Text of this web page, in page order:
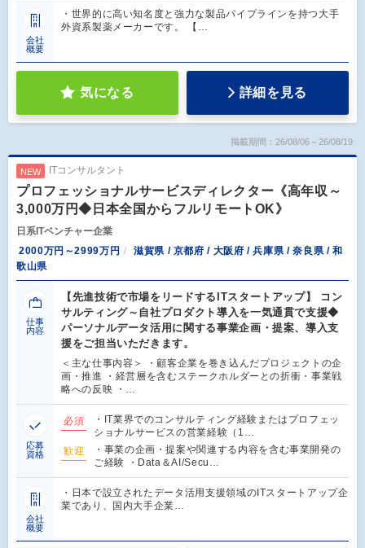
会社
概要
・世界的に高い知名度と強力な製品パイプラインを持つ大手
外資系製薬メーカーです。 【…
気になる 詳細を見る
掲載期間：26/08/06～26/08/19
NEW ITコンサルタント
プロフェッショナルサービスディレクター《高年収～
3,000万円◆日本全国からフルリモートOK》
日系ITベンチャー企業
2000万円～2999万円
滋賀県 / 京都府 / 大阪府 / 兵庫県 / 奈良県 / 和
歌山県
仕事
内容
【先進技術で市場をリードするITスタートアップ】 コン
サルティング～自社プロダクト導入を一気通貫で支援◆
パーソナルデータ活用に関する事業企画・提案、導入支
援をご担当いただきます。
＜主な仕事内容＞ ・顧客企業を巻き込んだプロジェクトの企
画・推進 ・経営層を含むステークホルダーとの折衝・事業戦
略への反映 ・…
応募
資格
必須
・IT業界でのコンサルティング経験またはプロフェッ
ショナルサービスの営業経験（1…
歓迎
・事業の企画・提案や関連する内容を含む事業開発の
ご経験 ・Data＆AI/Secu…
会社
概要
・日本で設立されたデータ活用支援領域のITスタートアップ企
業であり、国内大手企業…